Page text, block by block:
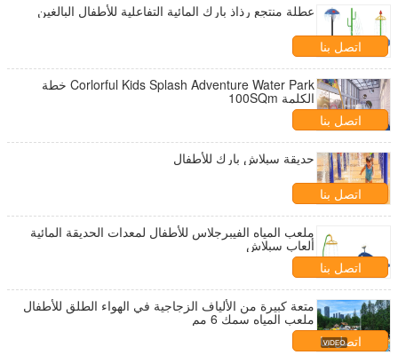
عطلة منتجع رذاذ بارك المائية التفاعلية للأطفال البالغين
اتصل بنا
Corlorful Kids Splash Adventure Water Park خطة
الكلمة 100SQm
اتصل بنا
حديقة سبلاش بارك للأطفال
اتصل بنا
ملعب المياه الفيبرجلاس للأطفال لمعدات الحديقة المائية
ألعاب سبلاش
اتصل بنا
متعة كبيرة من الألياف الزجاجية في الهواء الطلق للأطفال
ملعب المياه سمك 6 مم
اتصل بنا